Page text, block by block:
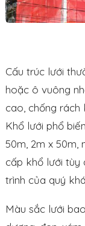
Cấu trúc lưới
hoặc ô vuông
cao, chống rách
Khổ lưới phổ
50m, 2m x 50m,
cấp khổ lưới tùy
trình của quý
Màu sắc lưới